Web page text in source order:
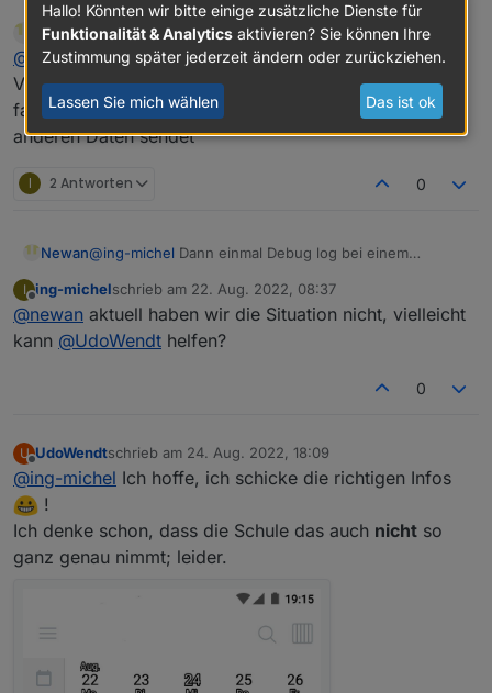
Bei Veränderungen des Raumes oder der Lehrkraft
ist der Status trotzdem „regular“…
Offline
Newanschrieb am 22. Aug. 2022, 06:04
zuletzt editiert von
@ ing-michelDann einmal Debug log bei einem
Vertretungssituation. Kann sein das die SCHule das
falsch einträgt und Webuntis daher uns garkeine
anderen Daten sendet
I 2 Antworten 0
Newan@ing-michel Dann einmal Debug log bei einem
falsch einträgt und Webuntis daher uns garkeine
anderen Daten sendet
I ing-michelschrieb am 22. Aug. 2022, 08:37
zuletzt editiert von
@newan aktuell haben wir die Situation nicht, vielleicht
kann @UdoWendt helfen?
0
U
Offline
UdoWendtschrieb am 24. Aug. 2022, 18:09
zuletzt editiert von
@ing-michel Ich hoffe, ich schicke die richtigen Infos
!
Ich denke schon, dass die Schule das auch nicht so
ganz genau nimmt; leider.
Hallo! Könnten wir bitte einige zusätzliche Dienste für
Funktionalität & Analytics aktivieren? Sie können Ihre
Zustimmung später jederzeit ändern oder zurückziehen.
Lassen Sie mich wählen Das ist ok